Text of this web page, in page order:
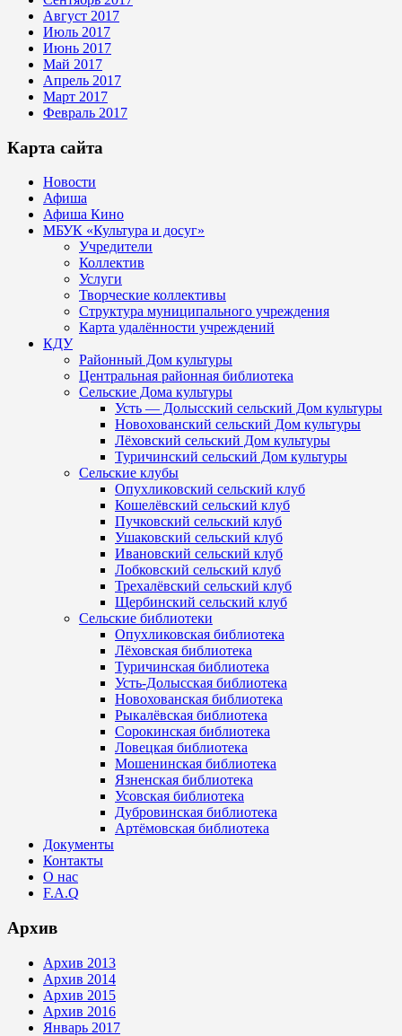
Август 2017
Июль 2017
Июнь 2017
Май 2017
Апрель 2017
Март 2017
Февраль 2017
Карта сайта
Новости
Афиша
Афиша Кино
МБУК «Культура и досуг»
Учредители
Коллектив
Услуги
Творческие коллективы
Структура муниципального учреждения
Карта удалённости учреждений
КДУ
Районный Дом культуры
Центральная районная библиотека
Сельские Дома культуры
Усть — Долысский сельский Дом культуры
Новохованский сельский Дом культуры
Лёховский сельский Дом культуры
Туричинский сельский Дом культуры
Сельские клубы
Опухликовский сельский клуб
Кошелёвский сельский клуб
Пучковский сельский клуб
Ушаковский сельский клуб
Ивановский сельский клуб
Лобковский сельский клуб
Трехалёвский сельский клуб
Щербинский сельский клуб
Сельские библиотеки
Опухликовская библиотека
Лёховская библиотека
Туричинская библиотека
Усть-Долысская библиотека
Новохованская библиотека
Рыкалёвская библиотека
Сорокинская библиотека
Ловецкая библиотека
Мошенинская библиотека
Язненская библиотека
Усовская библиотека
Дубровинская библиотека
Артёмовская библиотека
Документы
Контакты
О нас
F.A.Q
Архив
Архив 2013
Архив 2014
Архив 2015
Архив 2016
Январь 2017